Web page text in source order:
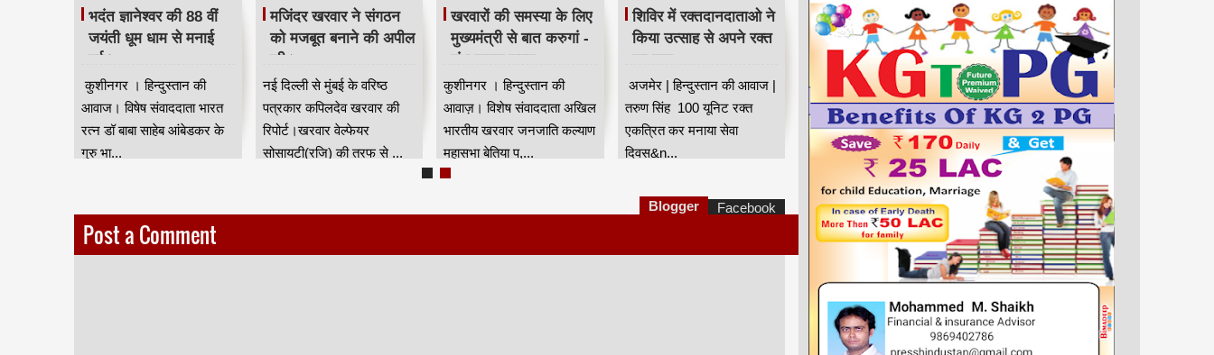
भदंत ज्ञानेश्वर की 88 वीं
जयंती धूम धाम से मनाई
गई।
कुशीनगर । हिन्दुस्तान की
आवाज। विषेष संवाददाता भारत
रत्न डॉ बाबा साहेब आंबेडकर के
गुरु भा...
मजिंदर खरवार ने संगठन
को मजबूत बनाने की अपील
की।
नई दिल्ली से मुंबई के वरिष्ठ
पत्रकार कपिलदेव खरवार की
रिपोर्ट।खरवार वेल्फेयर
सोसायटी(रजि) की तरफ से ...
खरवारों की समस्या के लिए
मुख्यमंत्री से बात करुगां -
शंभू कुमार सुमन
कुशीनगर । हिन्दुस्तान की
आवाज़। विशेष संवाददाता अखिल
भारतीय खरवार जनजाति कल्याण
महासभा बेतिया प,...
शिविर में रक्तदानदाताओ ने
किया उत्साह से अपने रक्त
का दान
अजमेर | हिन्दुस्तान की आवाज |
तरुण सिंह 100 यूनिट रक्त
एकत्रित कर मनाया सेवा
दिवस&n...
Post a Comment
Blogger Facebook